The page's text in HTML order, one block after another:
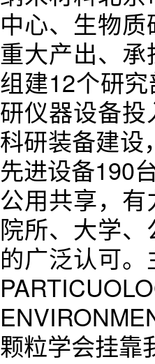
中心、生物
重大产出、
组建12个研
研仪器设备
科研装备建设
先进设备190
公用共享，
院所、大学
的广泛认可
颗粒学会挂靠